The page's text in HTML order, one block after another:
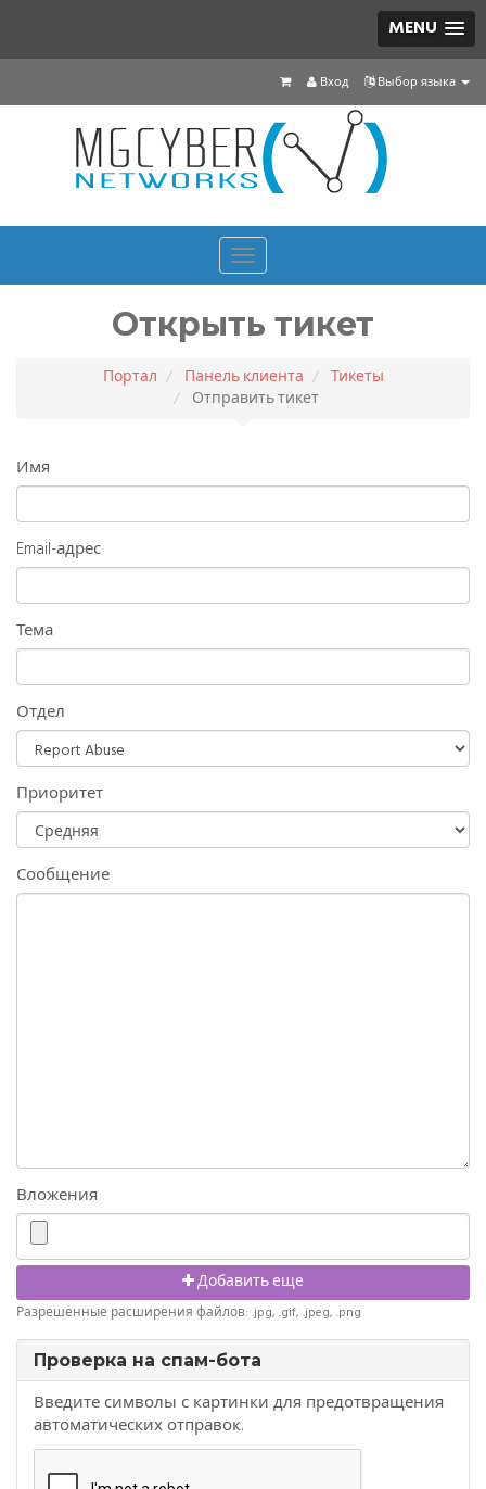
MENU
Выбор языка
Вход
Toggle
navigation
Открыть тикет
Портал Панель клиента
Тикеты
Отправить тикет
Имя
Email-адрес
Тема
Отдел
Приоритет
Сообщение
Вложения
Добавить еще
Разрешенные расширения файлов: .jpg, .gif, .jpeg, .png
Проверка на спам-бота
Введите символы с картинки для предотвращения
автоматических отправок.